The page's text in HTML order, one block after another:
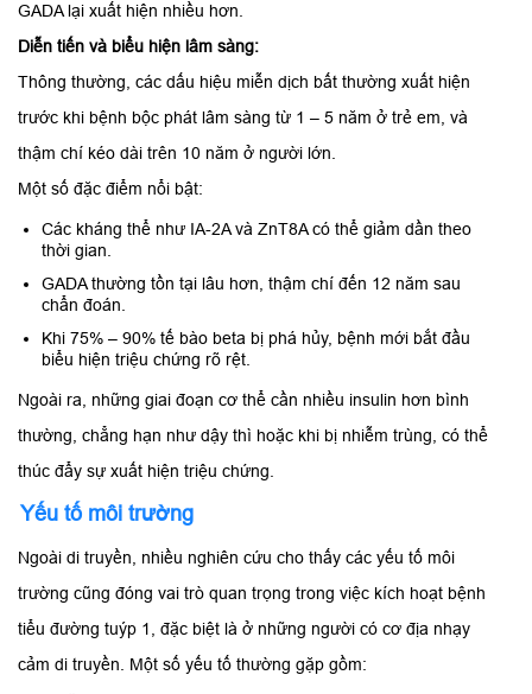
GADA lại xuất hiện nhiều hơn.
Diễn tiến và biểu hiện lâm sàng:
Thông thường, các dấu hiệu miễn dịch bất thường xuất hiện
trước khi bệnh bộc phát lâm sàng từ 1 – 5 năm ở trẻ em, và
thậm chí kéo dài trên 10 năm ở người lớn.
Một số đặc điểm nổi bật:
Các kháng thể như IA-2A và ZnT8A có thể giảm dần theo
thời gian.
GADA thường tồn tại lâu hơn, thậm chí đến 12 năm sau
chẩn đoán.
Khi 75% – 90% tế bào beta bị phá hủy, bệnh mới bắt đầu
biểu hiện triệu chứng rõ rệt.
Ngoài ra, những giai đoạn cơ thể cần nhiều insulin hơn bình
thường, chẳng hạn như dậy thì hoặc khi bị nhiễm trùng, có thể
thúc đẩy sự xuất hiện triệu chứng.
Yếu tố môi trường
Ngoài di truyền, nhiều nghiên cứu cho thấy các yếu tố môi
trường cũng đóng vai trò quan trọng trong việc kích hoạt bệnh
tiểu đường tuýp 1, đặc biệt là ở những người có cơ địa nhạy
cảm di truyền. Một số yếu tố thường gặp gồm: